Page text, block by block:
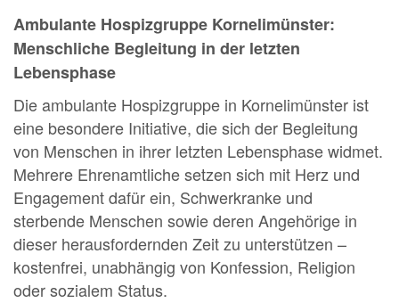
Ambulante Hospizgruppe Kornelimünster:
Menschliche Begleitung in der letzten
Lebensphase
Die ambulante Hospizgruppe in Kornelimünster ist
eine besondere Initiative, die sich der Begleitung
von Menschen in ihrer letzten Lebensphase widmet.
Mehrere Ehrenamtliche setzen sich mit Herz und
Engagement dafür ein, Schwerkranke und
sterbende Menschen sowie deren Angehörige in
dieser herausfordernden Zeit zu unterstützen –
kostenfrei, unabhängig von Konfession, Religion
oder sozialem Status.